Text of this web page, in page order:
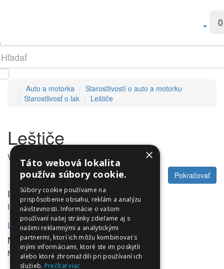
0
Auto a motorka
Starostlivostí o auto a motorku
Starostlivosť o lak
Leštiče
Leštiče
V tejto kategórii nie sú žiadne produkty.
Pokračovať
Informácie
Informácie
Utleurope.com
NewsLetter
NewsLetter
×
Táto webová lokalita
používa súbory cookie.
Súbory cookie používame na
prispôsobenie obsahu, reklám a analýzu
návštevnosti. Informácie o vašom
používaní našej stránky zdieľame aj s
našimi reklamnými a analytickými
partnermi, ktorí ich môžu kombinovať s
inými informáciami, ktoré ste im poskytli
alebo ktoré zhromaždili pri používaní ich
služieb. Prečítať viac